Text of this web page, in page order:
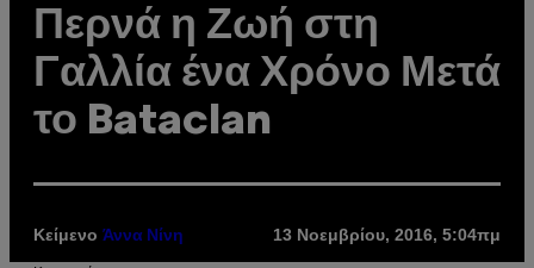
Περνά η Ζωή στη
Γαλλία ένα Χρόνο Μετά
το Bataclan
Κείμενο Άννα Νίνη 13 Νοεμβρίου, 2016, 5:04πμ